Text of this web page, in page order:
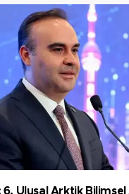
6. Ulusal Arktik